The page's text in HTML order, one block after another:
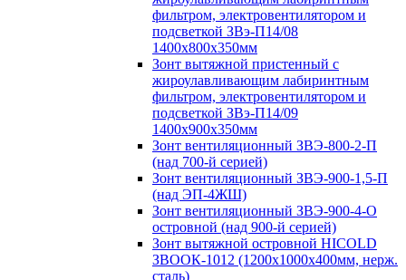
фильтром, электровентилятором и
подсветкой ЗВэ-П14/08
1400х800х350мм
Зонт вытяжной пристенный с
жироулавливающим лабиринтным
фильтром, электровентилятором и
подсветкой ЗВэ-П14/09
1400х900х350мм
Зонт вентиляционный ЗВЭ-800-2-П
(над 700-й серией)
Зонт вентиляционный ЗВЭ-900-1,5-П
(над ЭП-4ЖШ)
Зонт вентиляционный ЗВЭ-900-4-О
островной (над 900-й серией)
Зонт вытяжной островной HICOLD
ЗВООК-1012 (1200х1000х400мм, нерж.
сталь)